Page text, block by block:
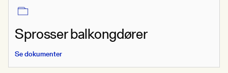
Sprosser balkongdører
Se dokumenter